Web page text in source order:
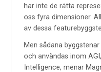
har inte de rätta
oss fyra dimensioner.
av dessa
Men sådana
och användas inom
Intelligence, menar